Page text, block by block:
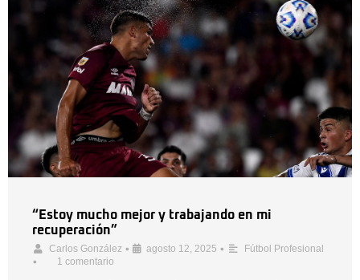
“Estoy mucho mejor y trabajando en mi
recuperación”
Carlos González • agosto 12, 2025 • Fútbol Profesional
• 1 comentario